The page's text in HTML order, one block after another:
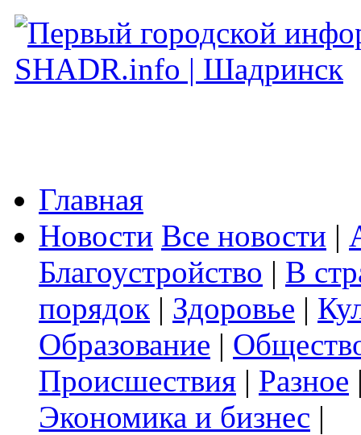
Главная
Новости Все новости |
Благоустройство | В
порядок | Здоровье |
Образование |
Происшествия | Разное
Экономика и бизнес |